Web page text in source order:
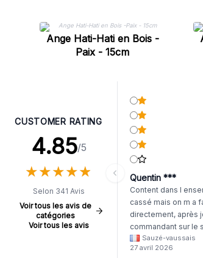
Ange Hati-Hati en Bois -
Paix - 15cm
CUSTOMER RATING
4.85/5
★★★★★
★★★★★
Selon 341 Avis
Voir tous les avis de
catégories
Voir tous les avis
Quentin ***
Content dans l
cassé mais on m a
directement, après
commandant sur le
il était évident que
même langue mais
Sauzé-vaussais
27 avril 2026